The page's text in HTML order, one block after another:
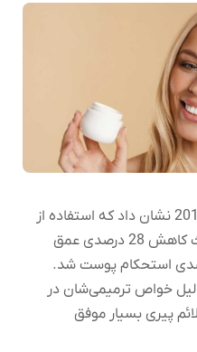
برای مثال، پژوهشی در سال 2019 نشان داد که استفاده از
Matrixyl به مدت سه ماه باعث کاهش 28 درصدی عمق
و بهبود 33 درصدی استحکام پوست شد.
خواص ترمیمی‌شان در
پیری بسیار موفق